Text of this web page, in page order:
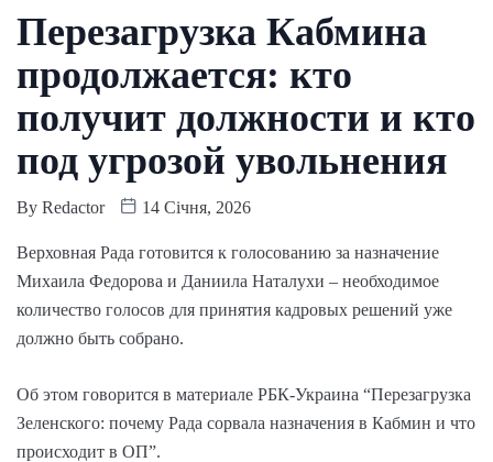
Перезагрузка Кабмина
продолжается: кто
получит должности и кто
под угрозой увольнения
By Redactor 14 Січня, 2026
Верховная Рада готовится к голосованию за назначение
Михаила Федорова и Даниила Наталухи – необходимое
количество голосов для принятия кадровых решений уже
должно быть собрано.
Об этом говорится в материале РБК-Украина “Перезагрузка
Зеленского: почему Рада сорвала назначения в Кабмин и что
происходит в ОП”.